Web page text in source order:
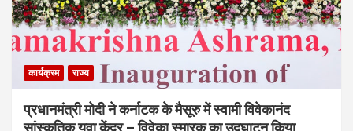
कार्यक्रम राज्य
प्रधानमंत्री मोदी ने कर्नाटक के मैसूरु में स्वामी विवेकानंद
सांस्कृतिक युवा केंद्र – विवेका स्मारक का उद्घाटन किया